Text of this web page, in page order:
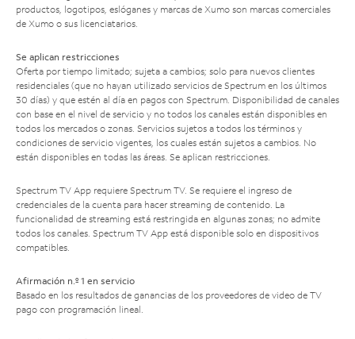
productos, logotipos, eslóganes y marcas de Xumo son marcas comerciales
de Xumo o sus licenciatarios.
Se aplican restricciones
Oferta por tiempo limitado; sujeta a cambios; solo para nuevos clientes
residenciales (que no hayan utilizado servicios de Spectrum en los últimos
30 días) y que estén al día en pagos con Spectrum. Disponibilidad de canales
con base en el nivel de servicio y no todos los canales están disponibles en
todos los mercados o zonas. Servicios sujetos a todos los términos y
condiciones de servicio vigentes, los cuales están sujetos a cambios. No
están disponibles en todas las áreas. Se aplican restricciones.
Spectrum TV App requiere Spectrum TV. Se requiere el ingreso de
credenciales de la cuenta para hacer streaming de contenido. La
funcionalidad de streaming está restringida en algunas zonas; no admite
todos los canales. Spectrum TV App está disponible solo en dispositivos
compatibles.
Afirmación n.º 1 en servicio
Basado en los resultados de ganancias de los proveedores de video de TV
pago con programación lineal.